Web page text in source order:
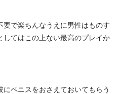
で楽ちんなうえに男性はものす
してはこの上ない最高のプレイか
ペニスをおさえておいてもらう